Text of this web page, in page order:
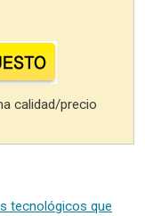
calidad/precio
tecnológicos que